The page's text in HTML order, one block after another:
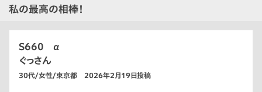
私の最高の相棒！
S660 α
ぐっさん
30代/女性/東京都 2026年2月19日投稿